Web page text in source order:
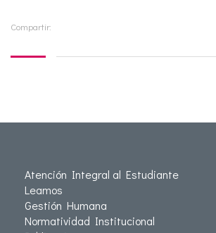
Compartir:
Atención Integral al Estudiante
Leamos
Gestión Humana
Normatividad Institucional